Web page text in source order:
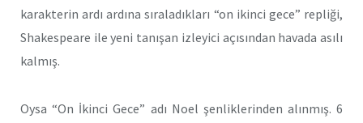
karakterin ardı ardına sıraladıkları “on ikinci gece” repliği,
Shakespeare ile yeni tanışan izleyici açısından havada asılı
kalmış.
Oysa “On İkinci Gece” adı Noel şenliklerinden alınmış. 6